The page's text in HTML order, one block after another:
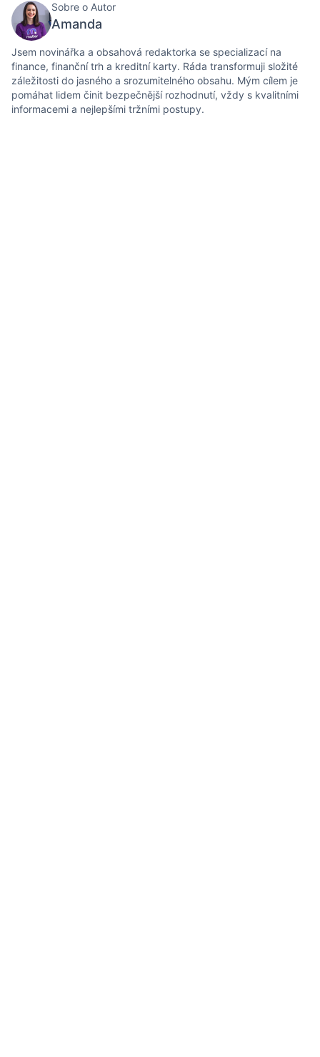
Sobre o Autor
Amanda
Jsem novinářka a obsahová redaktorka se specializací na
finance, finanční trh a kreditní karty. Ráda transformuji složité
záležitosti do jasného a srozumitelného obsahu. Mým cílem je
pomáhat lidem činit bezpečnější rozhodnutí, vždy s kvalitními
informacemi a nejlepšími tržními postupy.